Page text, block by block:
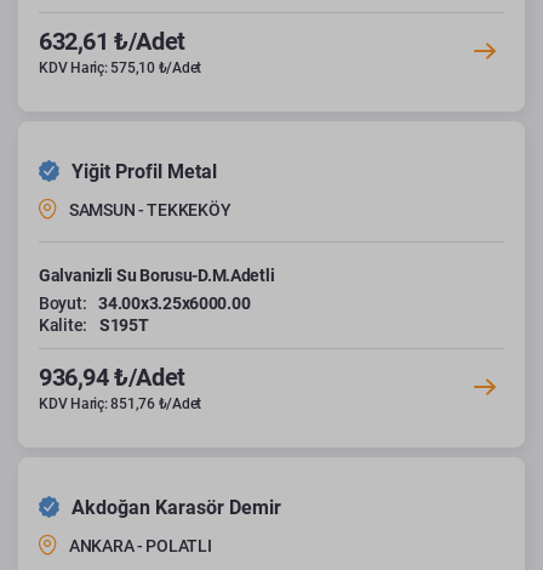
632,61 ₺/Adet
KDV Hariç: 575,10 ₺/Adet
Yiğit Profil Metal
SAMSUN - TEKKEKÖY
Galvanizli Su Borusu-D.M.Adetli
Boyut:
34.00x3.25x6000.00
Kalite:
S195T
936,94 ₺/Adet
KDV Hariç: 851,76 ₺/Adet
Akdoğan Karasör Demir
ANKARA - POLATLI